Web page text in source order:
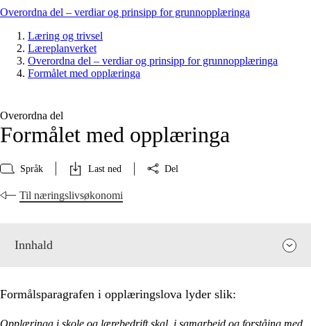
Overordna del – verdiar og prinsipp for grunnopplæringa
Læring og trivsel
Læreplanverket
Overordna del – verdiar og prinsipp for grunnopplæringa
Formålet med opplæringa
Overordna del
Formålet med opplæringa
Språk Last ned Del
Til næringslivsøkonomi
Innhald
Formålsparagrafen i opplæringslova lyder slik: